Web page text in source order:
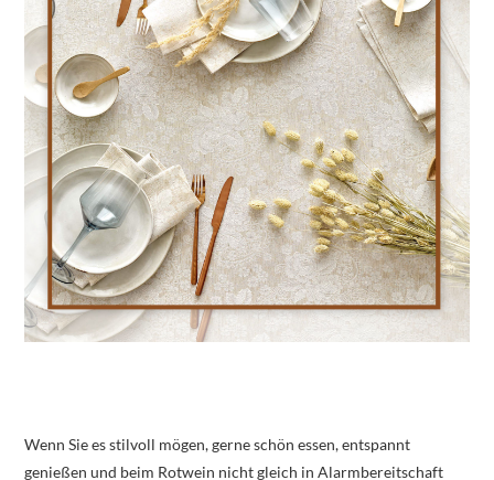
Wenn Sie es stilvoll mögen, gerne schön essen, entspannt
genießen und beim Rotwein nicht gleich in Alarmbereitschaft